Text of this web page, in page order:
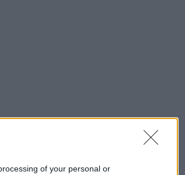
of your personal or